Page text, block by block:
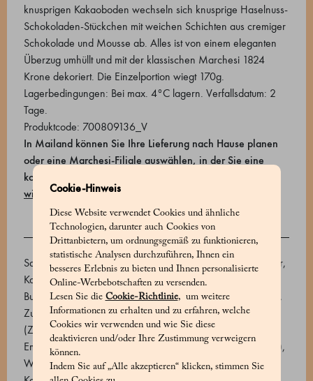
Cookie-Hinweis
Diese Website verwendet Cookies und ähnliche
Technologien, darunter auch Cookies von
Drittanbietern, um ordnungsgemäß zu funktionieren,
statistische Analysen durchzuführen, Ihnen ein
besseres Erlebnis zu bieten und Ihnen personalisierte
Online-Werbebotschaften zu versenden.
Lesen Sie die Cookie-Richtlinie, um weitere
Informationen zu erhalten und zu erfahren, welche
Cookies wir verwenden und wie Sie diese
deaktivieren und/oder Ihre Zustimmung verweigern
können.
Indem Sie auf „Alle akzeptieren“ klicken, stimmen Sie
knusprigen Kakaoboden wechseln sich knusprige Haselnuss-
Schokoladen-Stückchen mit weichen Schichten aus cremiger
Schokolade und Mousse ab. Alles ist von einem eleganten
Überzug umhüllt und mit der klassischen Marchesi 1824
Krone dekoriert. Die Einzelportion wiegt 170g.
Lagerbedingungen: Bei max. 4°C lagern. Verfallsdatum: 2
Tage.
Produktcode: 700809136_V
In Mailand können Sie Ihre Lieferung nach Hause planen
oder eine Marchesi-Filiale auswählen, in der Sie eine
kostenlose Abholung buchen können.
wie Sie Ihre bestellung erhalten können
ZUTATEN
Sahne, 72% Zartbitterschokolade (Kakaomasse, Rohrzucker,
Kakaobutter. Emulgator: Sojalecithin), Weizenmehl, Zucker,
Butter, H-Milch, Haselnusspraliné (Piemont IGP Haselnüsse,
Zucker), Pasteurisiertes Eigelb, 46% Milchschokolade
(Zucker, Kakaobutter, Vollmilchpulver, Kakaobohnen.
Emulgator: Sonnenblumenlecithin, natürliches Vanilleextrakt),
Wasser, Glukosesirup, Pasteurisiertes Eiweiß, Aromatischer